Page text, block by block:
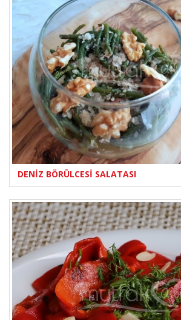
DENİZ BÖRÜLCESİ SALATASI